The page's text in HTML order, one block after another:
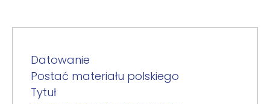
Datowanie
Postać materiału polskiego
Tytuł